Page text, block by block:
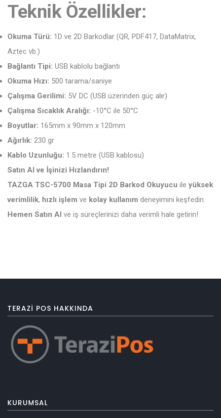
Teknik Özellikler:
Okuma Türü: 1D ve 2D Barkodlar (QR, PDF417, DataMatrix,
Aztec vb.)
Bağlantı Tipi: USB kablolu bağlantı
Okuma Hızı: 500 tarama/saniye
Çalışma Gerilimi: 5V DC (USB üzerinden güç alır)
Çalışma Sıcaklık Aralığı: -10°C ile 50°C
Boyutlar: 165mm x 90mm x 120mm
Ağırlık: 230 gr
Kablo Uzunluğu: 1.5 metre (USB kablosu)
Satın Al ve İşinizi Hızlandırın!
TAZGA TSC-5700 Masa Tipi 2D Barkod Okuyucu ile yüksek
verimlilik, hızlı işlem ve kolay kullanım deneyimini keşfedin.
Hemen Satın Al ve iş süreçlerinizi daha verimli hale getirin!
TERAZI POS HAKKINDA
KURUMSAL